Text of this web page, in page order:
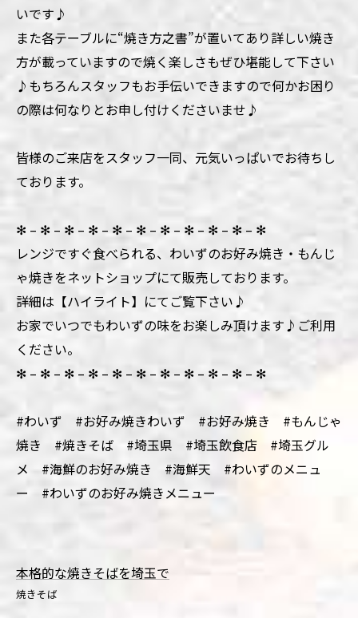
いです♪
また各テーブルに“焼き方之書”が置いてあり詳しい焼き
方が載っていますので焼く楽しさもぜひ堪能して下さい
♪もちろんスタッフもお手伝いできますので何かお困り
の際は何なりとお申し付けくださいませ♪
皆様のご来店をスタッフ一同、元気いっぱいでお待ちし
ております。
✻ – ✻ – ✻ – ✻ – ✻ – ✻ – ✻ – ✻ – ✻ – ✻ – ✻
レンジですぐ食べられる、わいずのお好み焼き・もんじ
ゃ焼きをネットショップにて販売しております。
詳細は【ハイライト】にてご覧下さい♪
お家でいつでもわいずの味をお楽しみ頂けます♪ご利用
ください。
✻ – ✻ – ✻ – ✻ – ✻ – ✻ – ✻ – ✻ – ✻ – ✻ – ✻
#わいず #お好み焼きわいず #お好み焼き #もんじゃ
焼き #焼きそば #埼玉県 #埼玉飲食店 #埼玉グル
メ #海鮮のお好み焼き #海鮮天 #わいずのメニュ
ー #わいずのお好み焼きメニュー
本格的な焼きそばを埼玉で
焼きそば